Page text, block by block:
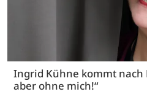
Ingrid Kühne kommt nach
aber ohne mich!“